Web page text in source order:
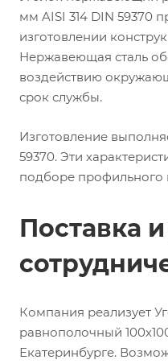
мм AISI 314 DIN 59370
изготовлении
Нержавеющая сталь
воздействию
срок службы.
Изготовление
59370. Эти
подборе профильного
Поставка
Компания реализует
равнополочный
Екатеринбурге.